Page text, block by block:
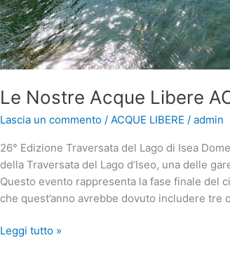
Le Nostre Acque Libere
Lascia un commento /ACQUE LIBERE /admin
26° Edizione Traversata del Lago di Isea
della Traversata del Lago d’Iseo, una delle
Questo evento rappresenta la fase finale del
che quest’anno avrebbe dovuto includere tre
Le
Leggi tutto »